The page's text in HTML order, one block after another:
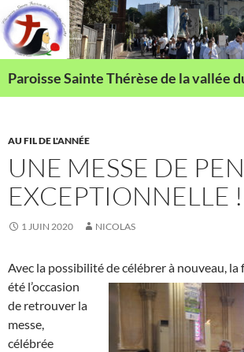
Aller
au
contenu
AU FIL DE L'ANNÉE
UNE MESSE DE
EXCEPTIONNELLE !
1 JUIN 2020 NICOLAS
Avec la possibilité de célébrer à nouveau, la
été l’occasion
de retrouver la
messe,
célébrée